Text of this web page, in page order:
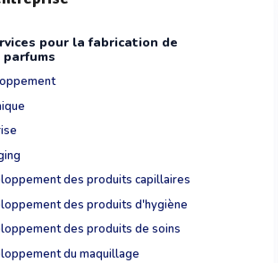
pour la fabrication de
des produits capillaires
des produits d'hygiène
des produits de soins
du maquillage